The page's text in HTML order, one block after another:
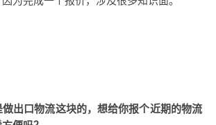
出口物流这块的，想给你报个近期的物流